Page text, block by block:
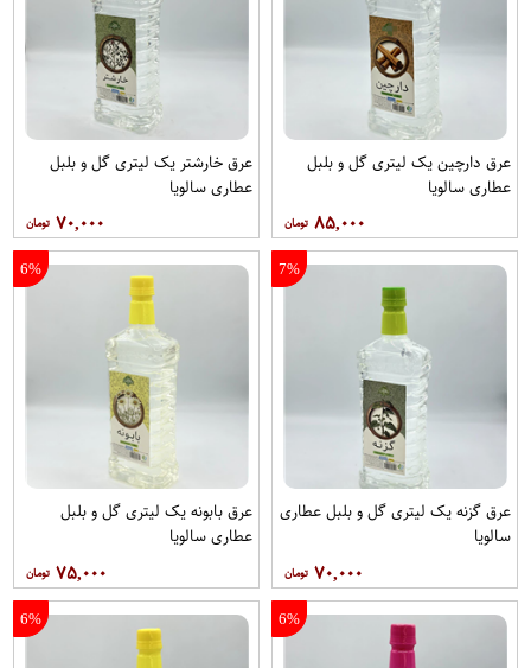
عرق دارچین یک لیتری گل و بلبل
عطاری سالویا
۸۵,۰۰۰
عرق خارشتر یک لیتری گل و بلبل
عطاری سالویا
۷۰,۰۰۰
7%
عرق گزنه یک لیتری گل و بلبل عطاری
سالویا
۷۰,۰۰۰
6%
عرق بابونه یک لیتری گل و بلبل
عطاری سالویا
۷۵,۰۰۰
6%
6%